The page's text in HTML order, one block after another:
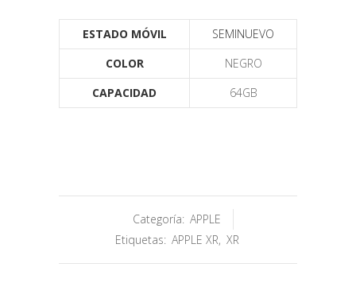
ESTADO MÓVIL
SEMINUEVO
COLOR
NEGRO
CAPACIDAD
64GB
Categoría: APPLE
Etiquetas: APPLE XR, XR